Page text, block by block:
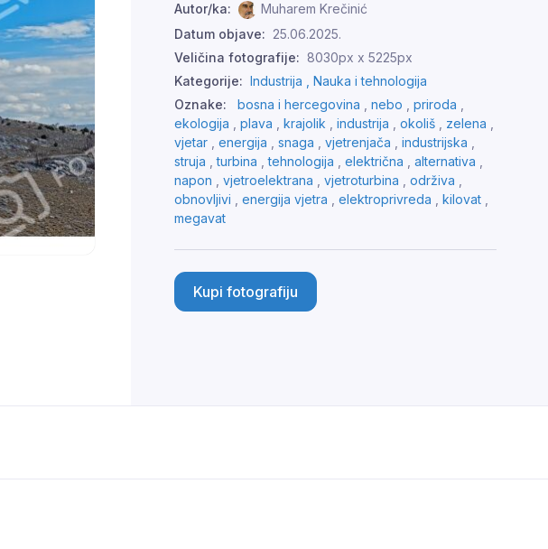
Autor/ka:
Muharem Krečinić
Datum objave: 25.06.2025.
Veličina fotografije: 8030px x 5225px
Kategorije: Industrija , Nauka i tehnologija
Oznake:
bosna i hercegovina , nebo , priroda ,
ekologija , plava , krajolik , industrija , okoliš , zelena ,
vjetar , energija , snaga , vjetrenjača , industrijska ,
struja ,turbina ,tehnologija , električna , alternativa ,
napon , vjetroelektrana , vjetroturbina , održiva ,
obnovljivi , energija vjetra , elektroprivreda , kilovat ,
megavat
Kupi fotografiju